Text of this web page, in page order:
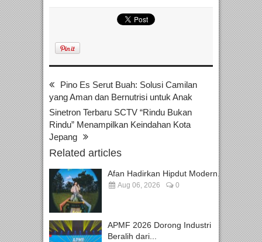
Pino Es Serut Buah: Solusi Camilan
yang Aman dan Bernutrisi untuk Anak
Sinetron Terbaru SCTV “Rindu Bukan
Rindu” Menampilkan Keindahan Kota
Jepang
Related articles
Afan Hadirkan Hipdut Modern...
Aug 06, 2026 0
APMF 2026 Dorong Industri
Beralih dari...